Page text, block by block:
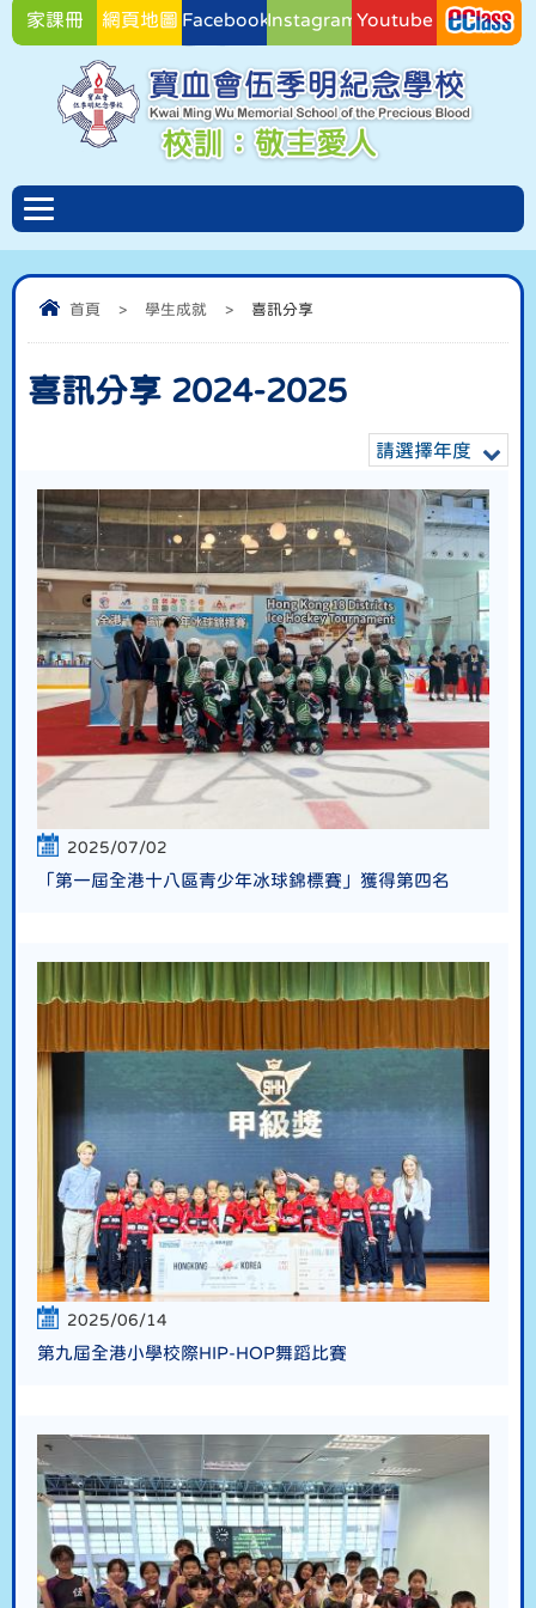
家課冊 網頁地圖 FacebookInstagramYoutube
首頁 > 學生成就 > 喜訊分享
喜訊分享 2024-2025
請選擇年度
2025/07/02
「第一屆全港十八區青少年冰球錦標賽」獲得第四名
2025/06/14
第九屆全港小學校際HIP-HOP舞蹈比賽